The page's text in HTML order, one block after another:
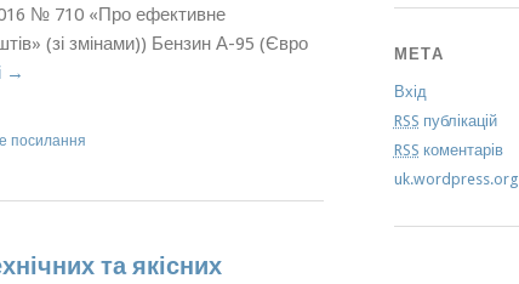
№ 710 «Про ефективне
(зі змінами)) Бензин А-95 (Євро
→
посилання
та якісних
МЕТА
Вхід
RSS публікацій
RSS коментарів
uk.wordpress.org